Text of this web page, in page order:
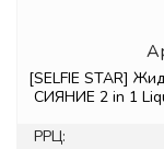
[SELFIE STAR]
СИЯНИЕ 2 in 1
РРЦ: